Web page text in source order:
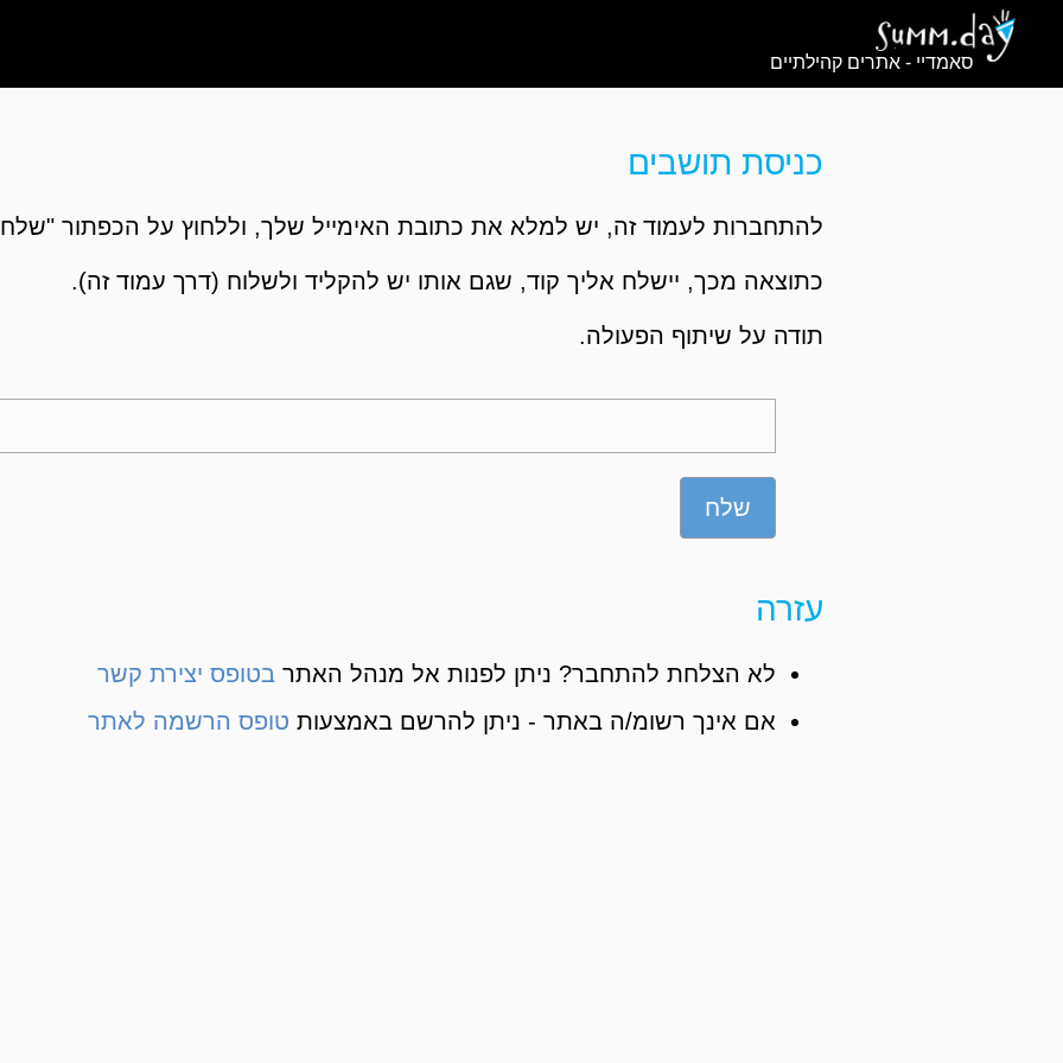
סאמדיי - אתרים קהילתיים
כניסת תושבים
להתחברות לעמוד זה, יש למלא את כתובת האימייל שלך, וללחוץ על הכפתור
כתוצאה מכך, יישלח אליך קוד, שגם אותו יש להקליד ולשלוח (דרך עמוד זה).
תודה על שיתוף הפעולה.
שלח
עזרה
לא הצלחת להתחבר? ניתן לפנות אל מנהל האתר בטופס יצירת קשר
אם אינך רשומ/ה באתר - ניתן להרשם באמצעות טופס הרשמה לאתר